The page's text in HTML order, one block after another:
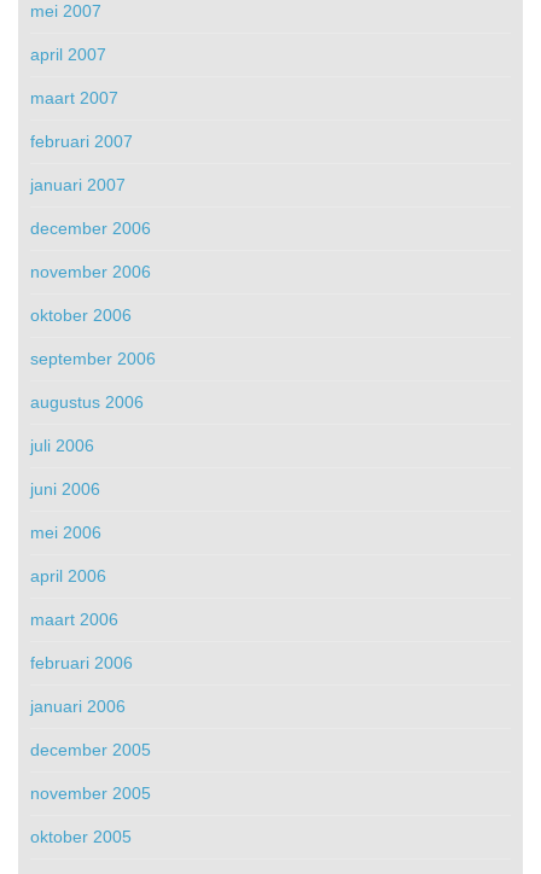
mei 2007
april 2007
maart 2007
februari 2007
januari 2007
december 2006
november 2006
oktober 2006
september 2006
augustus 2006
juli 2006
juni 2006
mei 2006
april 2006
maart 2006
februari 2006
januari 2006
december 2005
november 2005
oktober 2005